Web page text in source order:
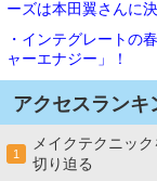
ーズは本田翼さんに決
・インテグレートの
ャーエナジー」！
アクセスランキ
1
メイクテクニッ
切り迫る